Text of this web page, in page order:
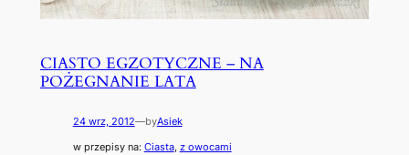
CIASTO EGZOTYCZNE – NA
POŻEGNANIE LATA
24 wrz, 2012—byAsiek
w przepisy na: Ciasta, z owocami